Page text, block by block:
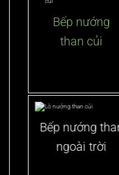
Bếp nướng
than củi
Bếp nướng
ngoài trời